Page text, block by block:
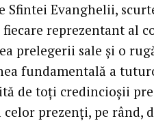
Sfintei Evanghelii,
fiecare reprezentant al
prelegerii sale și o
fundamentală a
de toți credincioșii
celor prezenți, pe rând,